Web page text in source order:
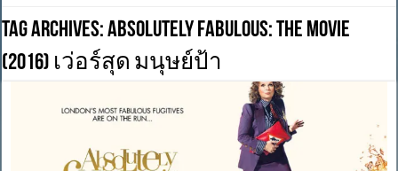
Tag Archives:Absolutely Fabulous: The Movie
(2016) เว่อร์สุด มนุษย์ป้า